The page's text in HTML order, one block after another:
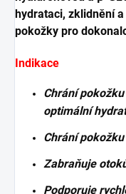
hydrataci, zklidnění
pokožky pro
Indikace
Chrání
optimální
Chrání
Zabraňuje
Podporuje